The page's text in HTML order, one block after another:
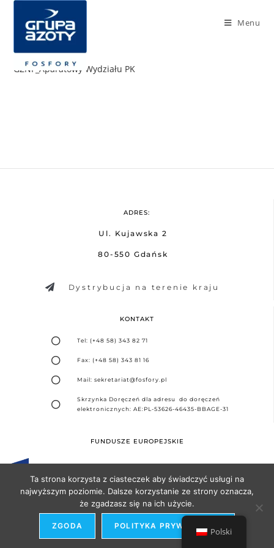
Menu
GZNF_Aparatowy Wydziału PK
ADRES:
Ul. Kujawska 2
80-550 Gdańsk
Dystrybucja na terenie kraju
KONTAKT
Tel: (+48 58) 343 82 71
Fax: (+48 58) 343 81 16
Mail: sekretariat@fosfory.pl
Skrzynka Doręczeń dla adresu do doręczeń
elektronicznych: AE:PL-53626-46435-BBAGE-31
FUNDUSZE EUROPEJSKIE
Projekt i realizacja - Agencja Seo Partner
Polski
Ta strona korzysta z ciasteczek aby świadczyć usługi na
najwyższym poziomie. Dalsze korzystanie ze strony oznacza,
że zgadzasz się na ich użycie.
ZGODA POLITYKA PRYWATNOŚCI